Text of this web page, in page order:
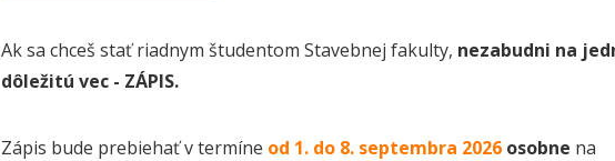
Ak sa chceš stať riadnym študentom Stavebnej fakulty, nezabudni na
dôležitú vec - ZÁPIS.
Zápis bude prebiehať v termíne od 1. do 8. septembra 2026 osobne na